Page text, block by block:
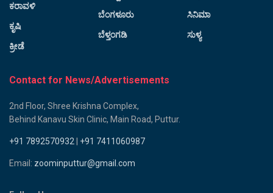
ಕರಾವಳಿ
ಕೃಷಿ
ಕ್ರೀಡೆ
ಬೆಂಗಳೂರು
ಬೆಳ್ತಂಗಡಿ
ಸಿನಿಮಾ
ಸುಳ್ಯ
Contact for News/Advertisements
2nd Floor, Shree Krishna Complex,
Behind Kanavu Skin Clinic, Main Road, Puttur.
+91 7892570932 | +91 7411060987
Email: zoominputtur@gmail.com